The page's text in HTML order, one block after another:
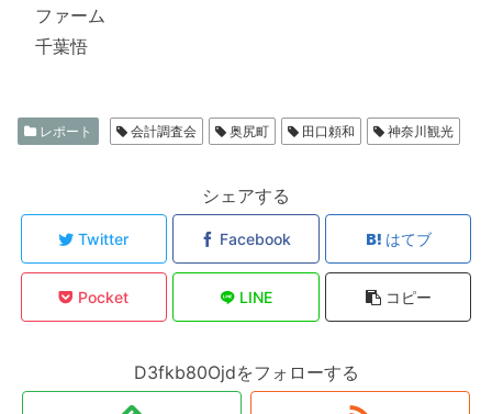
ファーム
千葉悟
レポート 会計調査会 奥尻町 田口頼和 神奈川観光
シェアする
Twitter Facebook はてブ
Pocket LINE コピー
D3fkb80Ojdをフォローする